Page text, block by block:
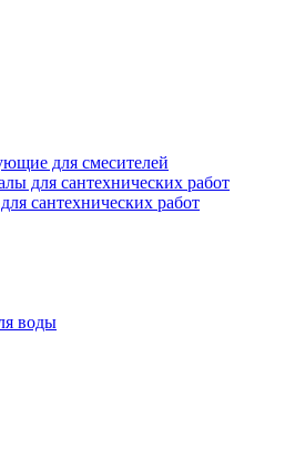
для смесителей
для сантехнических работ
сантехнических работ
воды